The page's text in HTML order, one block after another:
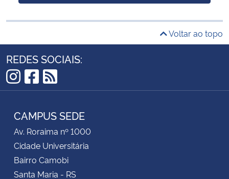
Voltar ao topo
REDES SOCIAIS:
Instagram
Facebook
RSS
CAMPUS SEDE
Av. Roraima nº 1000
Cidade Universitária
Bairro Camobi
Santa Maria - RS